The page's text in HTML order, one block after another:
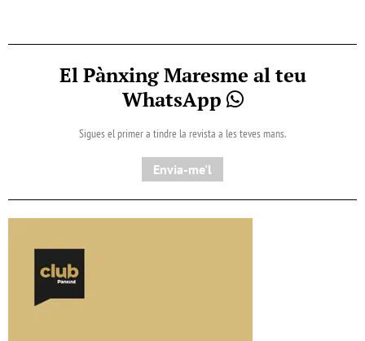
El Pànxing Maresme al teu
WhatsApp
Sigues el primer a tindre la revista a les teves mans.
Envia-me'l